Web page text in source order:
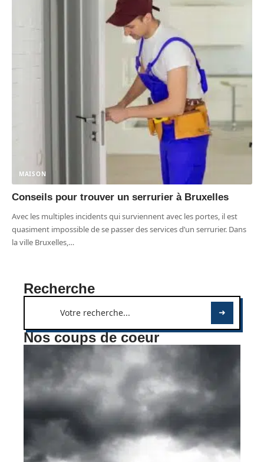
MAISON
Conseils pour trouver un serrurier à Bruxelles
Avec les multiples incidents qui surviennent avec les portes, il est
quasiment impossible de se passer des services d’un serrurier. Dans
la ville Bruxelles,…
Recherche
Nos coups de coeur